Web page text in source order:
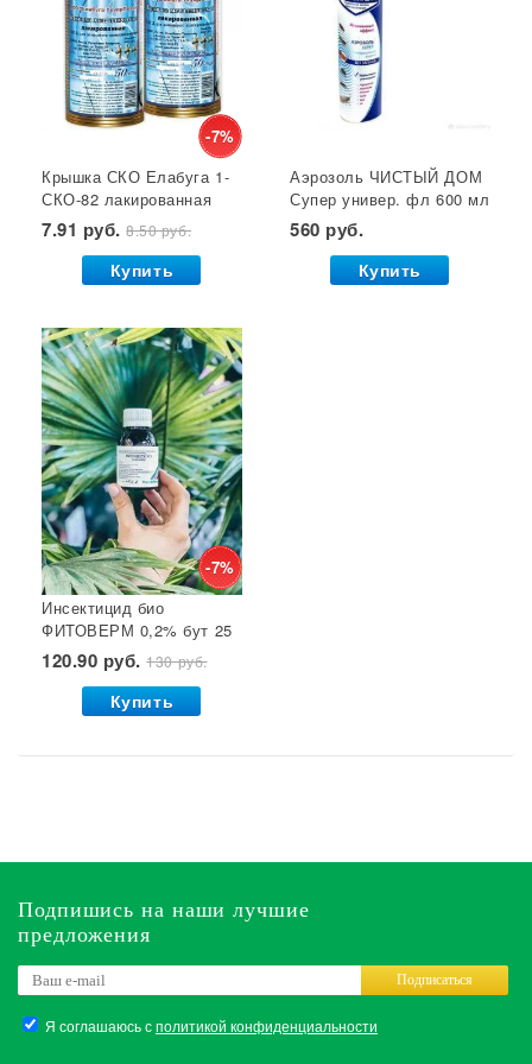
Крышки для консервирования Семена газонной травы
Лейки для цветов Мицелий грибов
Кустодержатели Кокосовый субстрат
Отпугиватель крыс
Гет от тараканов Отрава от крыс Семена салата
-7%
Крышка СКО Елабуга 1-
СКО-82 лакированная
Звезда 1/50/600*
7.91 руб.8.50 руб.
Купить
Аэрозоль ЧИСТЫЙ ДОМ
Супер универ. фл 600 мл
(двойное распыление)
GB 1/24*
560 руб.
Купить
-7%
Инсектицид био
ФИТОВЕРМ 0,2% бут 25
мл ВХ 1/30
120.90 руб.130 руб.
Купить
Подпишись на наши лучшие
предложения
Я соглашаюсь сполитикой конфиденциальности
Подписаться